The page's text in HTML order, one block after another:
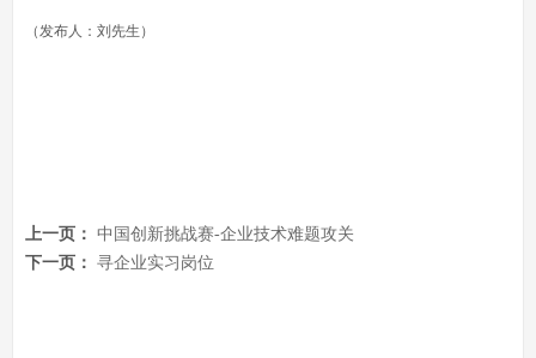
（发布人：刘先生）
上一页： 中国创新挑战赛-企业技术难题攻关
下一页： 寻企业实习岗位